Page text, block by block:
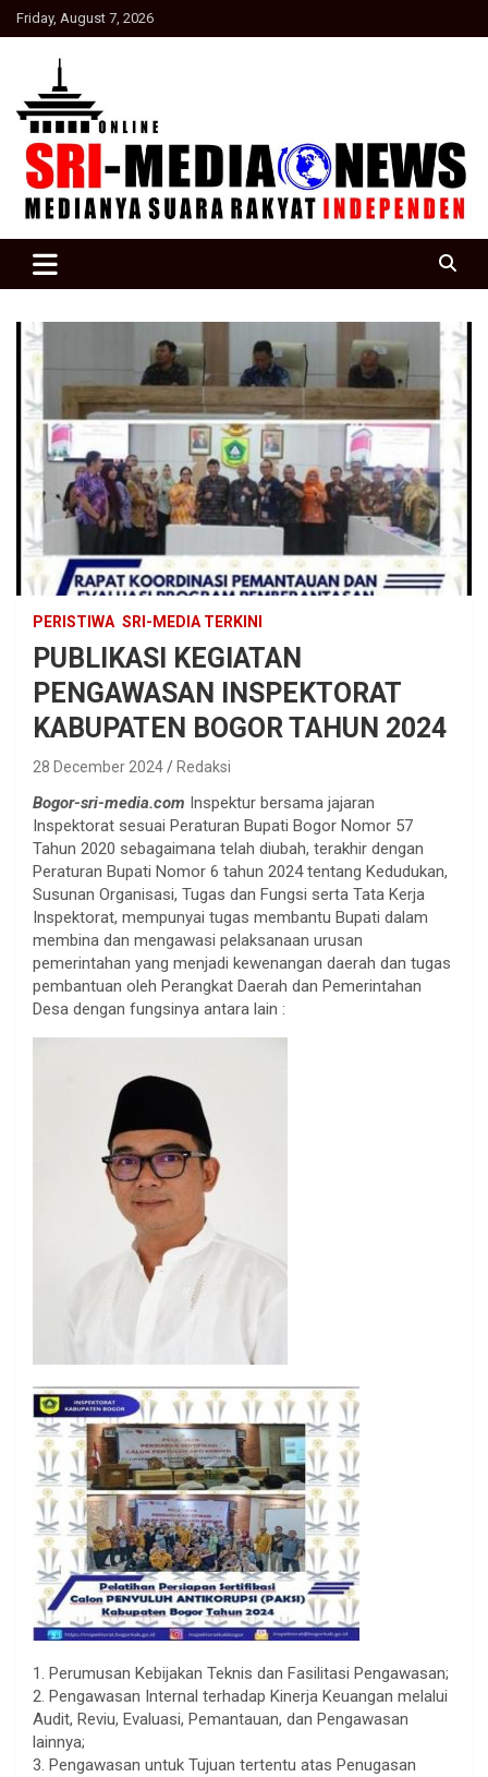
Skip
to
Friday, August 7, 2026
SRI Media news
PERISTIWA SRI-MEDIA TERKINI
PUBLIKASI KEGIATAN
PENGAWASAN INSPEKTORAT
KABUPATEN BOGOR TAHUN 2024
28 December 2024 Redaksi
Bogor-sri-media.com Inspektur bersama jajaran
Inspektorat sesuai Peraturan Bupati Bogor Nomor 57
Tahun 2020 sebagaimana telah diubah, terakhir dengan
Peraturan Bupati Nomor 6 tahun 2024 tentang Kedudukan,
Susunan Organisasi, Tugas dan Fungsi serta Tata Kerja
Inspektorat, mempunyai tugas membantu Bupati dalam
membina dan mengawasi pelaksanaan urusan
pemerintahan yang menjadi kewenangan daerah dan tugas
pembantuan oleh Perangkat Daerah dan Pemerintahan
Desa dengan fungsinya antara lain :
1. Perumusan Kebijakan Teknis dan Fasilitasi Pengawasan;
2. Pengawasan Internal terhadap Kinerja Keuangan melalui
Audit, Reviu, Evaluasi, Pemantauan, dan Pengawasan
lainnya;
3. Pengawasan untuk Tujuan tertentu atas Penugasan